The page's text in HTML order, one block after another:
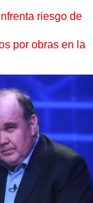
riesgo de
por obras en la